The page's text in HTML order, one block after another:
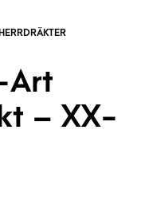
Art
– XX-